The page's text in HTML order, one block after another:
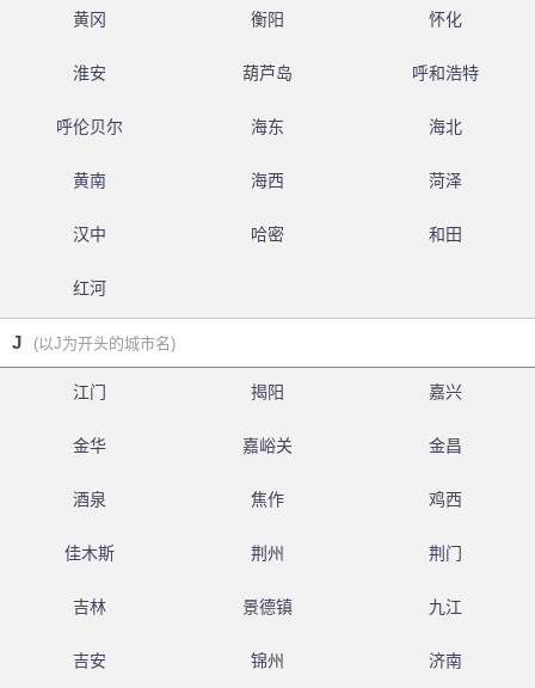
黄冈 衡阳 怀化
淮安 葫芦岛 呼和浩特
呼伦贝尔 海东 海北
黄南 海西 菏泽
汉中 哈密 和田
红河
J (以J为开头的城市名)
江门 揭阳 嘉兴
金华 嘉峪关 金昌
酒泉 焦作 鸡西
佳木斯 荆州 荆门
吉林 景德镇 九江
吉安 锦州 济南